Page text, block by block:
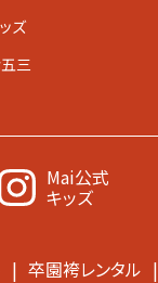
ズ
三
Mai公式
キッズ
卒園袴レンタル